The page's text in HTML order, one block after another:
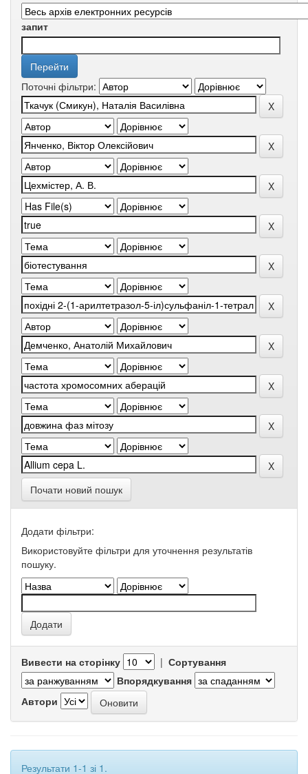
запит
Поточні фільтри:
Почати новий пошук
Додати фільтри:
Використовуйте фільтри для уточнення результатів
пошуку.
Вивести на сторінку | Сортування
Впорядкування
Автори
Результати 1-1 зі 1.